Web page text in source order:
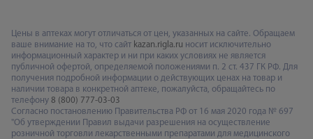
Цены в аптеках могут отличаться от цен, указанных на сайте. Обращаем
ваше внимание на то, что сайт kazan.rigla.ru носит исключительно
информационный характер и ни при каких условиях не является
публичной офертой, определяемой положениями п. 2 ст. 437 ГК РФ. Для
получения подробной информации о действующих ценах на товар и
наличии товара в конкретной аптеке, пожалуйста, обращайтесь по
телефону 8 (800) 777-03-03
Согласно постановлению Правительства РФ от 16 мая 2020 года № 697
"Об утверждении Правил выдачи разрешения на осуществление
розничной торговли лекарственными препаратами для медицинского